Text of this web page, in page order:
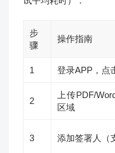
步
骤
操作指南
1 登录APP，点
2
上传PDF/
区域
3 添加签署人（